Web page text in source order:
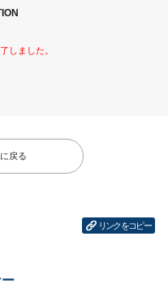
戻る
リンクをコピー